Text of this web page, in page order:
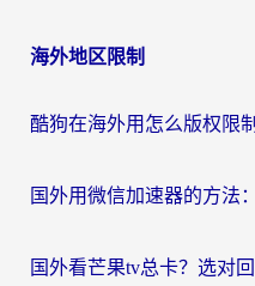
海外地区限制